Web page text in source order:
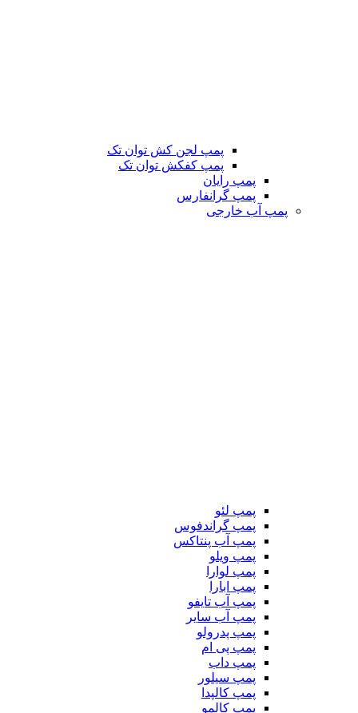
پمپ لجن کش توان تک
پمپ کفکش توان تک
پمپ رایان
پمپ گرانفارس
پمپ آب خارجی
پمپ لئو
پمپ گراندفوس
پمپ آب پنتاکس
پمپ ویلو
پمپ لوارا
پمپ ابارا
پمپ آب تایفو
پمپ آب سایر
پمپ پدرولو
پمپ پی ام
پمپ داب
پمپ سیلور
پمپ کالپدا
پمپ کالمو